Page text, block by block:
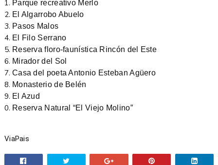
Parque recreativo Merlo
El Algarrobo Abuelo
Pasos Malos
El Filo Serrano
Reserva floro-faunística Rincón del Este
Mirador del Sol
Casa del poeta Antonio Esteban Agüero
Monasterio de Belén
El Azud
Reserva Natural “El Viejo Molino”
ViaPais